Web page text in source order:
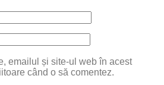
emailul și site-ul web în acest
când o să comentez.